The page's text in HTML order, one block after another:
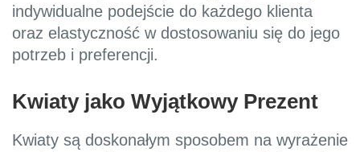
indywidualne podejście do każdego klienta
oraz elastyczność w dostosowaniu się do jego
potrzeb i preferencji.
Kwiaty jako Wyjątkowy Prezent
Kwiaty są doskonałym sposobem na wyrażenie